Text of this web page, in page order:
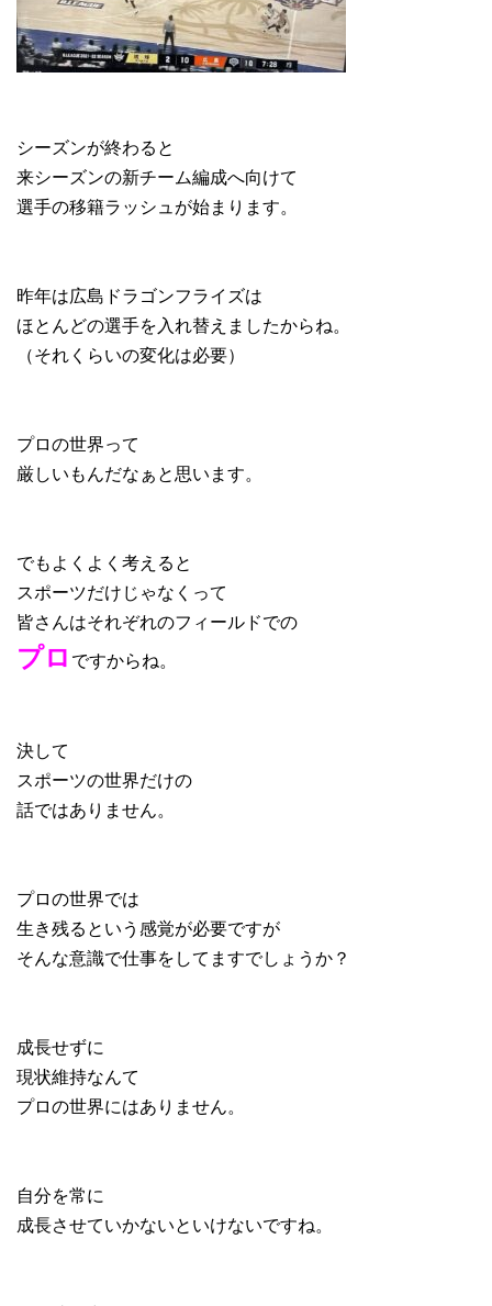
シーズンが終わると
来シーズンの新チーム編成へ向けて
選手の移籍ラッシュが始まります。
昨年は広島ドラゴンフライズは
ほとんどの選手を入れ替えましたからね。
（それくらいの変化は必要）
プロの世界って
厳しいもんだなぁと思います。
でもよくよく考えると
スポーツだけじゃなくって
皆さんはそれぞれのフィールドでの
プロ ですからね。
決して
スポーツの世界だけの
話ではありません。
プロの世界では
生き残るという感覚が必要ですが
そんな意識で仕事をしてますでしょうか？
成長せずに
現状維持なんて
プロの世界にはありません。
自分を常に
成長させていかないといけないですね。